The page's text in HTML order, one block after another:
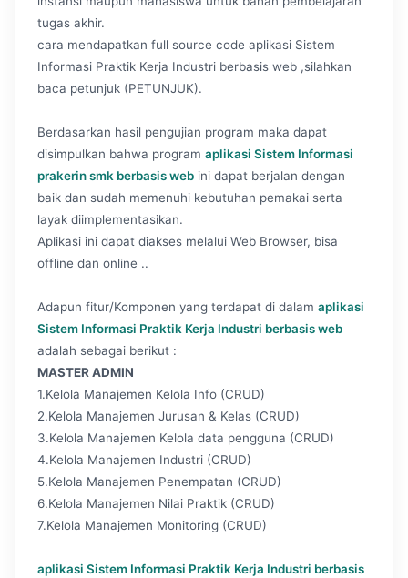
tugas akhir.
cara mendapatkan full source code aplikasi Sistem
Informasi Praktik Kerja Industri berbasis web ,silahkan
baca petunjuk (PETUNJUK).
Berdasarkan hasil pengujian program maka dapat
disimpulkan bahwa program aplikasi Sistem Informasi
prakerin smk berbasis web ini dapat berjalan dengan
baik dan sudah memenuhi kebutuhan pemakai serta
layak diimplementasikan.
Aplikasi ini dapat diakses melalui Web Browser, bisa
offline dan online ..
Adapun fitur/Komponen yang terdapat di dalam aplikasi
Sistem Informasi Praktik Kerja Industri berbasis web
adalah sebagai berikut :
MASTER ADMIN
1.Kelola Manajemen Kelola Info (CRUD)
2.Kelola Manajemen Jurusan & Kelas (CRUD)
3.Kelola Manajemen Kelola data pengguna (CRUD)
4.Kelola Manajemen Industri (CRUD)
5.Kelola Manajemen Penempatan (CRUD)
6.Kelola Manajemen Nilai Praktik (CRUD)
7.Kelola Manajemen Monitoring (CRUD)
aplikasi Sistem Informasi Praktik Kerja Industri berbasis